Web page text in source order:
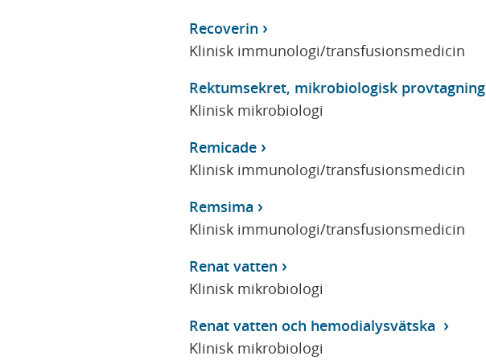
Recoverin
Klinisk immunologi/transfusionsmedicin
Rektumsekret, mikrobiologisk provtagning
Klinisk mikrobiologi
Remicade
Klinisk immunologi/transfusionsmedicin
Remsima
Klinisk immunologi/transfusionsmedicin
Renat vatten
Klinisk mikrobiologi
Renat vatten och hemodialysvätska
Klinisk mikrobiologi